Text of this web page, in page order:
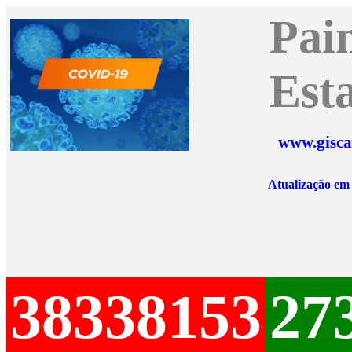
Atualização
38338153